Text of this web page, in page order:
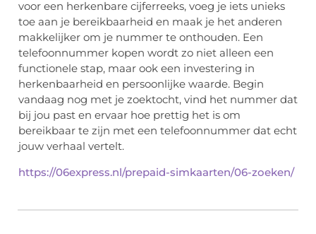
voor een herkenbare cijferreeks, voeg je iets unieks
toe aan je bereikbaarheid en maak je het anderen
makkelijker om je nummer te onthouden. Een
telefoonnummer kopen wordt zo niet alleen een
functionele stap, maar ook een investering in
herkenbaarheid en persoonlijke waarde. Begin
vandaag nog met je zoektocht, vind het nummer dat
bij jou past en ervaar hoe prettig het is om
bereikbaar te zijn met een telefoonnummer dat echt
jouw verhaal vertelt.
https://06express.nl/prepaid-simkaarten/06-zoeken/